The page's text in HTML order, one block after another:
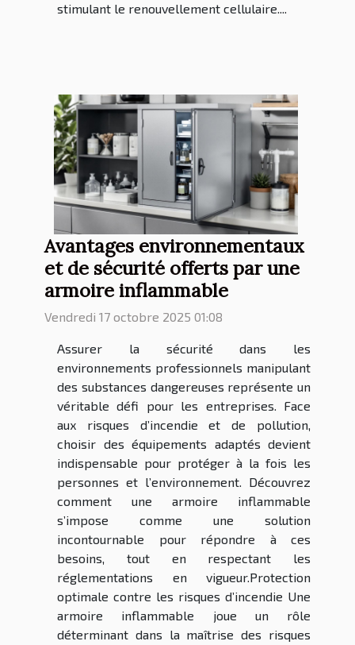
stimulant le renouvellement cellulaire....
Avantages environnementaux
et de sécurité offerts par une
armoire inflammable
Vendredi 17 octobre 2025 01:08
Assurer la sécurité dans les
environnements professionnels manipulant
des substances dangereuses représente un
véritable défi pour les entreprises. Face
aux risques d’incendie et de pollution,
choisir des équipements adaptés devient
indispensable pour protéger à la fois les
personnes et l’environnement. Découvrez
comment une armoire inflammable
s’impose comme une solution
incontournable pour répondre à ces
besoins, tout en respectant les
réglementations en vigueur.Protection
optimale contre les risques d’incendie Une
armoire inflammable joue un rôle
déterminant dans la maîtrise des risques